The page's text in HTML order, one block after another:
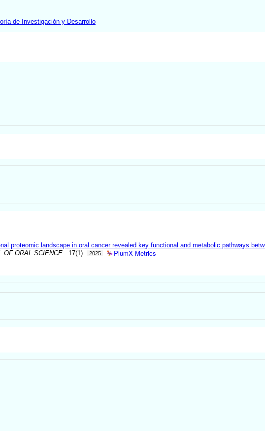
de Investigación y Desarrollo
proteomic landscape in oral cancer revealed key functional and metabolic pathways
OF ORAL SCIENCE . 17(1). 2025 PlumX Metrics